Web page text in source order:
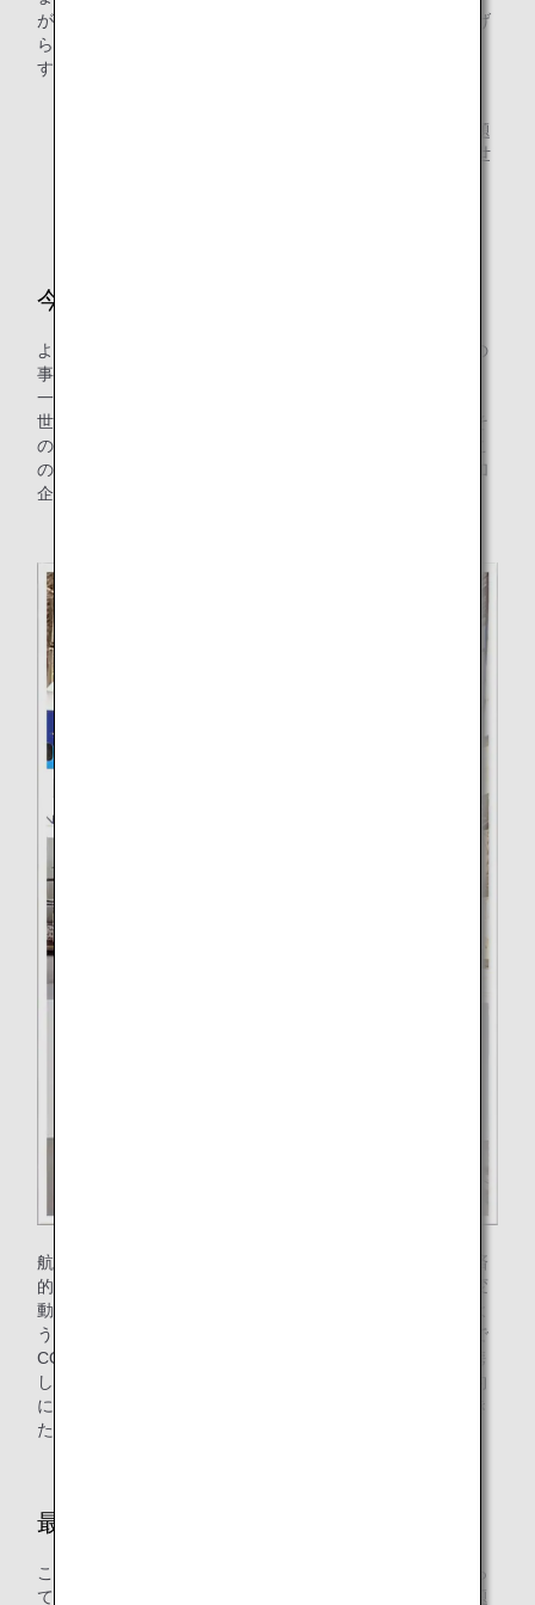
が、17番の「パートナーシップで目標を達成しよう」で掲げ
られている精神なくしては解決できないことと捉えていま
す。
格差、気候変動による影響など、世界のさまざまな問題
を根本的に解決し、すべての人たちにとってより良い世
今後の取組についておしえてください
より多くの企業様に、気候変動への対応がそれぞれの企業の
事業継続にとっても重要な課題だと改めてご理解いただき、
一緒に目標をもって取り組むことが必要だと考えています。
世界をみれば、気候変動に配慮した輸送を選択することがそ
の企業のブランドや価値に直結していることを感じます。こ
の世界の動きをしっかり皆様にお伝えし、プログラムの参加
企業を募っていくことが今後の課題だと感じています。
航空輸送はこれまで世界の人の移動と物の輸送を通じて経済
的にも文化的にも重要な役割を果たしてきましたが、気候変
動への対応が求められる現代では、航空機の利用を恥じるよ
うな考え方もあります。現時点では航空機を運航することで
CO₂を排出してしまうことは事実ですが、多くの企業と連携
して脱炭素技術（SAF）の普及を進めていくことで、将来的
には必ずカーボンニュートラルな航空輸送をご提供していき
たいと思っています。
最後にメッセージをお願いします
これからの社会において、お客様に気持ちよく航空機を使っ
ていただけるように、産業バリューチェーン全体でこの課題